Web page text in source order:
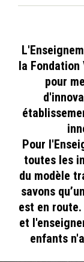
la
pour
Pour
toutes les
du modèle
savons
est en
et
enfants